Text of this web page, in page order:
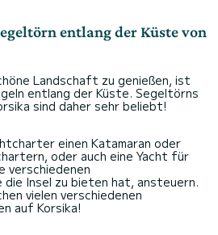
entlang der Küste von
Landschaft zu genießen, ist
entlang der Küste. Segeltörns
sind daher sehr beliebt!
einen Katamaran oder
oder auch eine Yacht für
verschiedenen
die Insel zu bieten hat, ansteuern.
vielen verschiedenen
auf Korsika!